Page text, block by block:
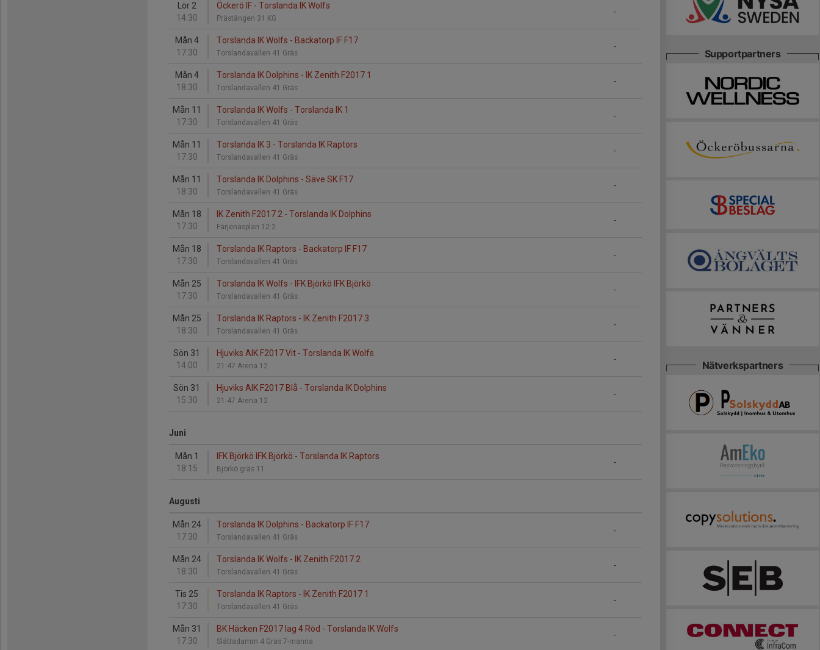
Lör 2
14:30
-
Öckerö IF - Torslanda IK Wolfs
Prästängen 31 KG
Mån 4
17:30
-
Torslanda IK Wolfs - Backatorp IF F17
Torslandavallen 41 Gräs
Mån 4
18:30
-
Torslanda IK Dolphins - IK Zenith F2017 1
Torslandavallen 41 Gräs
Mån 11
17:30
-
Torslanda IK Wolfs - Torslanda IK 1
Torslandavallen 41 Gräs
Mån 11
17:30
-
Torslanda IK 3 - Torslanda IK Raptors
Torslandavallen 41 Gräs
Mån 11
18:30
-
Torslanda IK Dolphins - Säve SK F17
Torslandavallen 41 Gräs
Mån 18
17:30
-
IK Zenith F2017 2 - Torslanda IK Dolphins
Färjenäsplan 12:2
Mån 18
17:30
-
Torslanda IK Raptors - Backatorp IF F17
Torslandavallen 41 Gräs
Mån 25
17:30
-
Torslanda IK Wolfs - IFK Björkö IFK Björkö
Torslandavallen 41 Gräs
Mån 25
18:30
-
Torslanda IK Raptors - IK Zenith F2017 3
Torslandavallen 41 Gräs
Sön 31
14:00
-
Hjuviks AIK F2017 Vit - Torslanda IK Wolfs
21:47 Arena 12
Sön 31
15:30
-
Hjuviks AIK F2017 Blå - Torslanda IK Dolphins
21:47 Arena 12
Juni
Mån 1
18:15
-
IFK Björkö IFK Björkö - Torslanda IK Raptors
Björkö gräs 11
Augusti
Mån 24
17:30
-
Torslanda IK Dolphins - Backatorp IF F17
Torslandavallen 41 Gräs
Mån 24
18:30
-
Torslanda IK Wolfs - IK Zenith F2017 2
Torslandavallen 41 Gräs
Tis 25
17:30
-
Torslanda IK Raptors - IK Zenith F2017 1
Torslandavallen 41 Gräs
Mån 31
17:30
-
BK Häcken F2017 lag 4 Röd - Torslanda IK Wolfs
Slättadamm 4 Gräs 7-manna
Supportpartners
Nätverkspartners